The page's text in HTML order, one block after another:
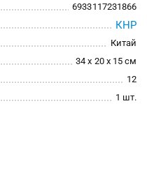
6933117231866
КНР
Китай
34 x 20 x 15 см
12
1 шт.